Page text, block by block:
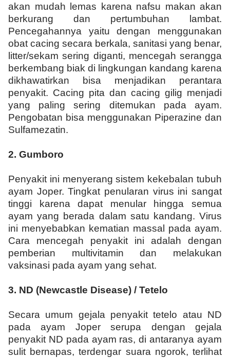
akan mudah lemas karena nafsu makan akan
berkurang dan pertumbuhan lambat.
Pencegahannya yaitu dengan menggunakan
obat cacing secara berkala, sanitasi yang benar,
litter/sekam sering diganti, mencegah serangga
berkembang biak di lingkungan kandang karena
dikhawatirkan bisa menjadikan perantara
penyakit. Cacing pita dan cacing gilig menjadi
yang paling sering ditemukan pada ayam.
Pengobatan bisa menggunakan Piperazine dan
Sulfamezatin.
2. Gumboro
Penyakit ini menyerang sistem kekebalan tubuh
ayam Joper. Tingkat penularan virus ini sangat
tinggi karena dapat menular hingga semua
ayam yang berada dalam satu kandang. Virus
ini menyebabkan kematian massal pada ayam.
Cara mencegah penyakit ini adalah dengan
pemberian multivitamin dan melakukan
vaksinasi pada ayam yang sehat.
3. ND (Newcastle Disease) / Tetelo
Secara umum gejala penyakit tetelo atau ND
pada ayam Joper serupa dengan gejala
penyakit ND pada ayam ras, di antaranya ayam
sulit bernapas, terdengar suara ngorok, terlihat